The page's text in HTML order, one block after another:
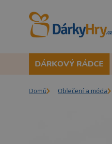
DÁRKOVÝ RÁDCE
Domů Oblečení a móda